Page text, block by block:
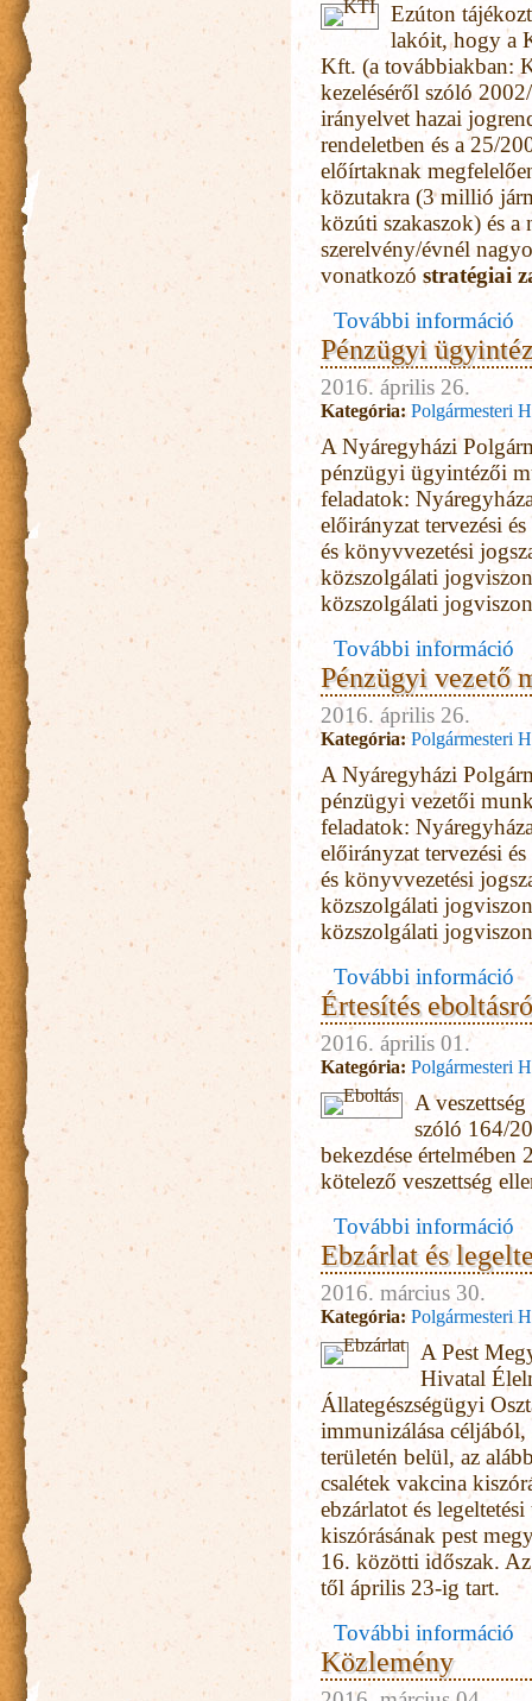
Ezúton
lakóit, hogy a
Kft. (a továbbiakban:
kezeléséről szóló
irányelvet hazai
rendeletben és a 25/
előírtaknak
közutakra (3 millió
közúti szakaszok) és
szerelvény/évnél
vonatkozó stratégiai
További információ
Pénzügyi
2016. április 26.
Kategória:Polgármesteri
A Nyáregyházi
pénzügyi ügyintézői
feladatok:
előirányzat tervezési
és könyvvezetési
közszolgálati
közszolgálati
További információ
Pénzügyi vezető
2016. április 26.
Kategória:Polgármesteri
A Nyáregyházi
pénzügyi vezetői
feladatok:
előirányzat tervezési
és könyvvezetési
közszolgálati
közszolgálati
További információ
Értesítés
2016. április 01.
Kategória: Polgármesteri
A
szóló 164/
bekezdése
kötelező veszettség
További információ
Ebzárlat és
2016. március 30.
Kategória: Polgármesteri
A Pest
Hivatal
Állategészségügyi
immunizálása
területén belül, az
csalétek vakcina
ebzárlatot és
kiszórásának pest
16. közötti időszak.
től április 23-ig tart.
További információ
Közlemény